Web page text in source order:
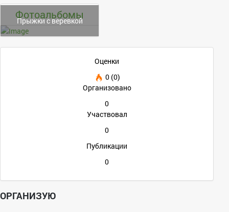
Фотоальбомы
Прыжки с веревкой
Оценки
0 (0)
Организовано
0
Участвовал
0
Публикации
0
ОРГАНИЗУЮ